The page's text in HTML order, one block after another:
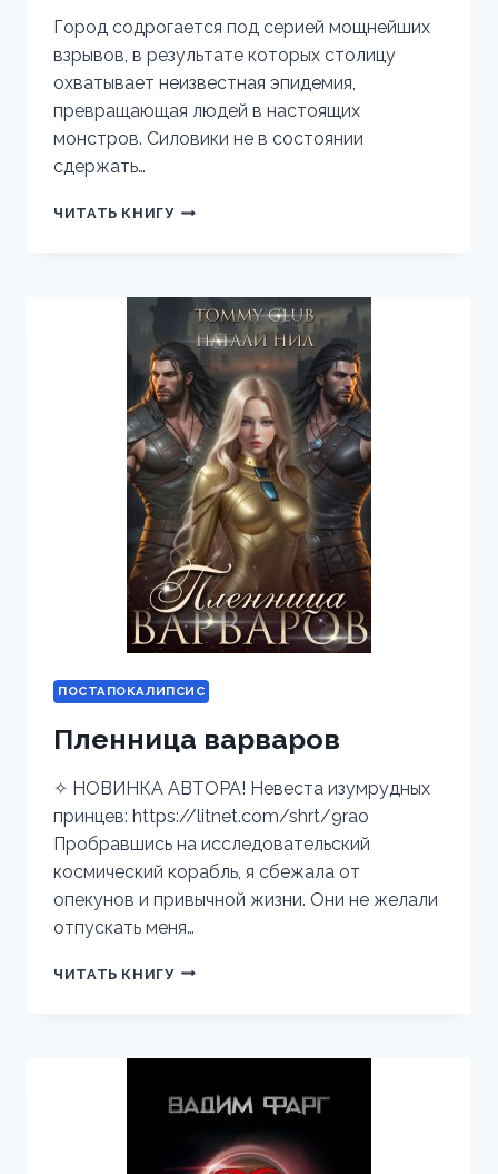
Город содрогается под серией мощнейших
взрывов, в результате которых столицу
охватывает неизвестная эпидемия,
превращающая людей в настоящих
монстров. Силовики не в состоянии
сдержать…
ЧИТАТЬ КНИГУХАОС.
ПОСТАПОКАЛИПСИС
Пленница варваров
✧ НОВИНКА АВТОРА! Невеста изумрудных
принцев: https://litnet.com/shrt/9rao
Пробравшись на исследовательский
космический корабль, я сбежала от
опекунов и привычной жизни. Они не желали
отпускать меня…
ЧИТАТЬ КНИГУПЛЕННИЦА